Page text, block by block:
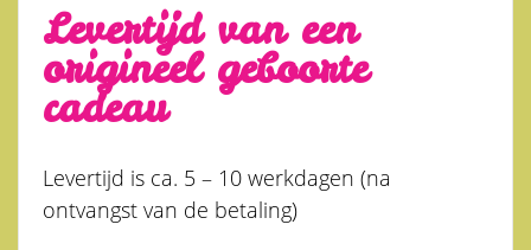
Levertijd van een
origineel geboorte
cadeau
Levertijd is ca. 5 – 10 werkdagen (na
ontvangst van de betaling)